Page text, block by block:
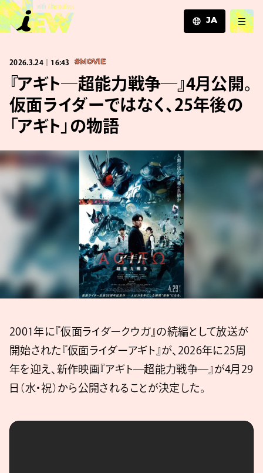
JA
ZH
2026.3.24｜16:43 #MOVIE
『アギト―超能力戦争―』4月公開。
仮面ライダーではなく、25年後の
「アギト」の物語
2001年に『仮面ライダークウガ』の続編として放送が
開始された『仮面ライダーアギト』が、2026年に25周
年を迎え、新作映画『アギト―超能力戦争―』が4月29
日（水・祝）から公開されることが決定した。